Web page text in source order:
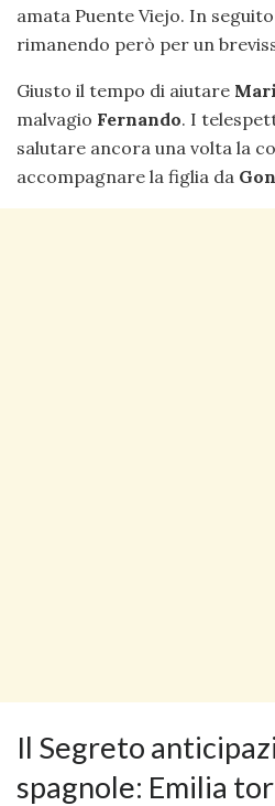
amata Puente Viejo. In
rimanendo però per un
Giusto il tempo di aiutare
malvagio Fernando. I
salutare ancora una volta la
accompagnare la figlia da
Il Segreto
spagnole: Emilia